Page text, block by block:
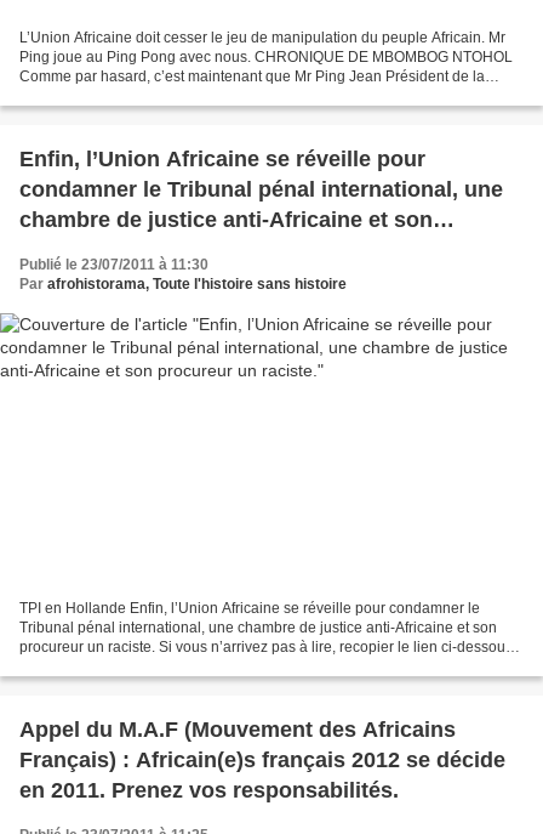
L’Union Africaine doit cesser le jeu de manipulation du peuple Africain. Mr
Ping joue au Ping Pong avec nous. CHRONIQUE DE MBOMBOG NTOHOL
Comme par hasard, c’est maintenant que Mr Ping Jean Président de la
Enfin, l’Union Africaine se réveille pour
condamner le Tribunal pénal international, une
chambre de justice anti-Africaine et son
Publié le 23/07/2011 à 11:30
Par afrohistorama, Toute l'histoire sans histoire
TPI en Hollande Enfin, l’Union Africaine se réveille pour condamner le
Tribunal pénal international, une chambre de justice anti-Africaine et son
procureur un raciste. Si vous n’arrivez pas à lire, recopier le lien ci-dessous,
Appel du M.A.F (Mouvement des Africains
Français) : Africain(e)s français 2012 se décide
en 2011. Prenez vos responsabilités.